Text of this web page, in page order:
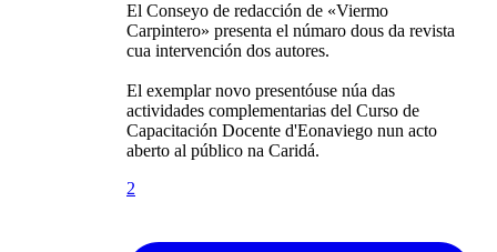
El Conseyo de redacción de «Viermo
Carpintero» presenta el númaro dous da revista
cua intervención dos autores.
El exemplar novo presentóuse núa das
actividades complementarias del Curso de
Capacitación Docente d'Eonaviego nun acto
aberto al público na Caridá.
2